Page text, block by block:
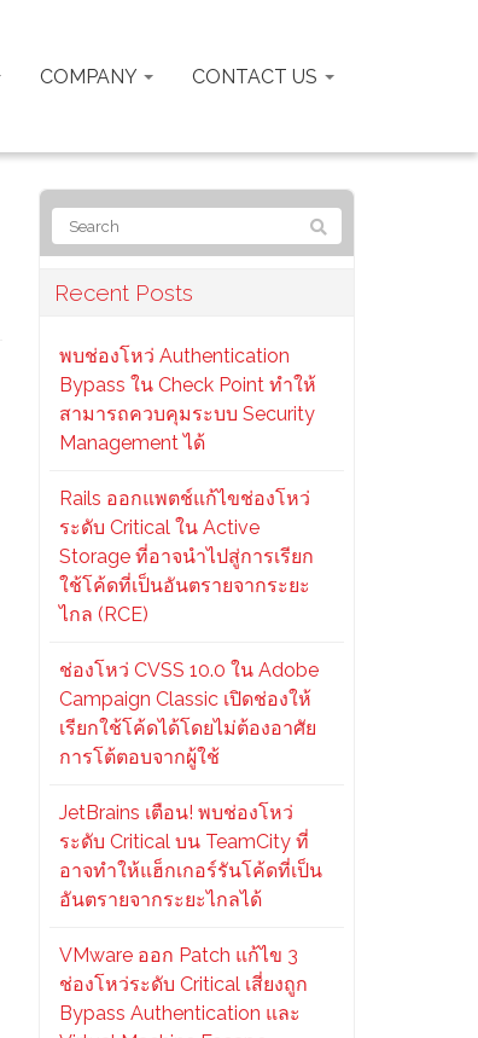
COMPANY CONTACT US
Recent Posts
พบช่องโหว่ Authentication
Bypass ใน Check Point ทำให้
สามารถควบคุมระบบ Security
Management ได้
Rails ออกแพตช์แก้ไขช่องโหว่
ระดับ Critical ใน Active
Storage ที่อาจนำไปสู่การเรียก
ใช้โค้ดที่เป็นอันตรายจากระยะ
ไกล (RCE)
ช่องโหว่ CVSS 10.0 ใน Adobe
Campaign Classic เปิดช่องให้
เรียกใช้โค้ดได้โดยไม่ต้องอาศัย
การโต้ตอบจากผู้ใช้
JetBrains เตือน! พบช่องโหว่
ระดับ Critical บน TeamCity ที่
อาจทำให้แฮ็กเกอร์รันโค้ดที่เป็น
อันตรายจากระยะไกลได้
VMware ออก Patch แก้ไข 3
ช่องโหว่ระดับ Critical เสี่ยงถูก
Bypass Authentication และ